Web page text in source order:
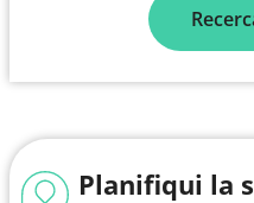
Planifiqui la